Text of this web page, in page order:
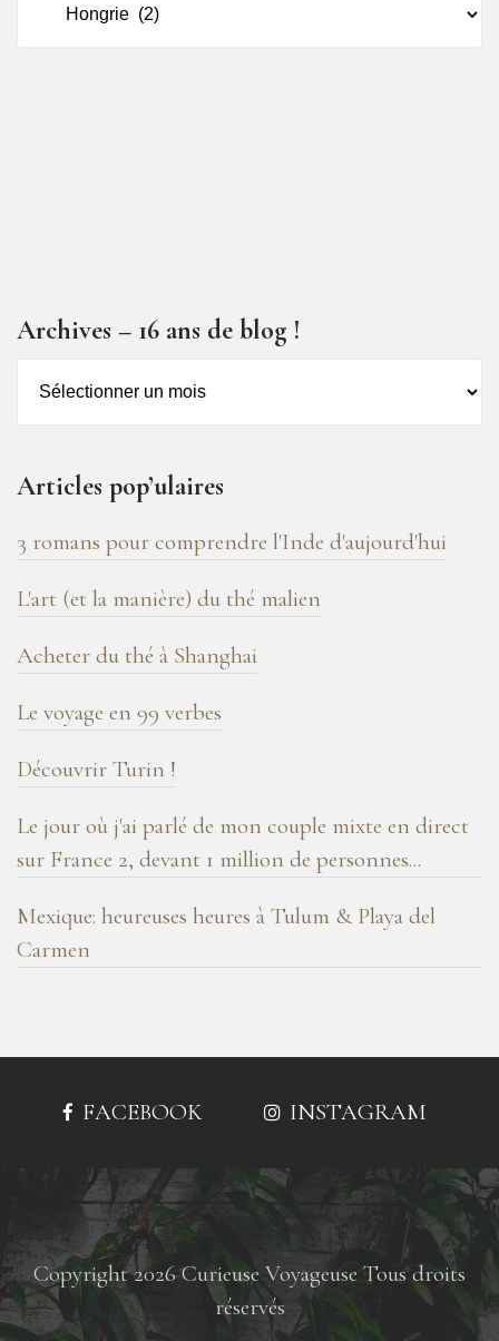
Archives – 16 ans de blog !
de
!
Articles pop’ulaires
3 romans pour comprendre l'Inde d'aujourd'hui
L'art (et la manière) du thé malien
Acheter du thé à Shanghai
Le voyage en 99 verbes
Découvrir Turin !
Le jour où j'ai parlé de mon couple mixte en direct
sur France 2, devant 1 million de personnes...
Mexique: heureuses heures à Tulum & Playa del
Carmen
FACEBOOK INSTAGRAM
Copyright 2026 Curieuse Voyageuse Tous droits
réservés